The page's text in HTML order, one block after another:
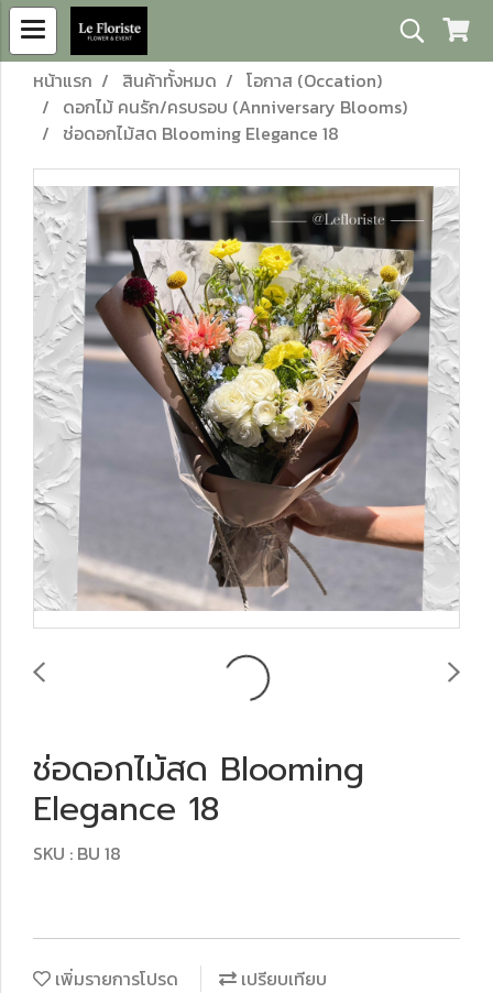
หน้าแรก สินค้าทั้งหมด
โอกาส (Occation)
ดอกไม้ คนรัก/ครบรอบ (Anniversary Blooms)
ช่อดอกไม้สด Blooming Elegance 18
ช่อดอกไม้สด Blooming
Elegance 18
SKU : BU 18
เพิ่มรายการโปรด
เปรียบเทียบ